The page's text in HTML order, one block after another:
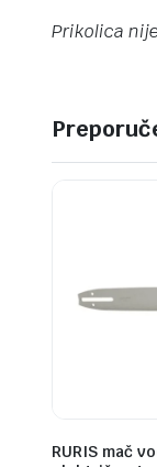
Prikolica
RURIS mač